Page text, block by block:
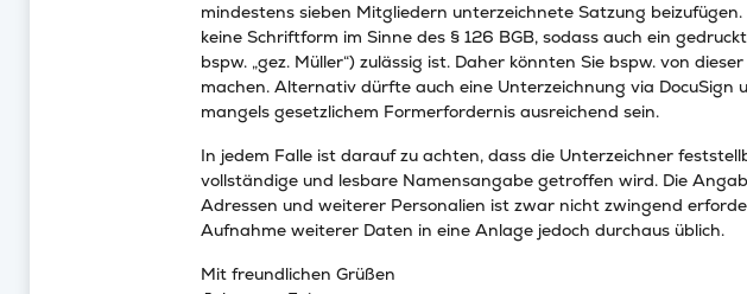
mindestens sieben Mitgliedern unterzeichnete Satzung
keine Schriftform im Sinne des § 126 BGB, sodass auch ein
bspw. „gez. Müller“) zulässig ist. Daher könnten Sie bspw. von
machen. Alternativ dürfte auch eine Unterzeichnung via DocuSign
mangels gesetzlichem Formerfordernis ausreichend sein.
In jedem Falle ist darauf zu achten, dass die Unterzeichner
vollständige und lesbare Namensangabe getroffen wird. Die
Adressen und weiterer Personalien ist zwar nicht zwingend
Aufnahme weiterer Daten in eine Anlage jedoch durchaus üblich.
Mit freundlichen Grüßen